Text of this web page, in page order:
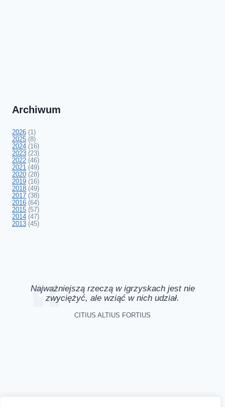
Archiwum
2026 (1)
2025 (8)
2024 (16)
2023 (23)
2022 (46)
2021 (49)
2020 (28)
2019 (16)
2018 (49)
2017 (38)
2016 (64)
2015 (57)
2014 (47)
2013 (45)
Najważniejszą rzeczą w igrzyskach jest nie
zwyciężyć, ale wziąć w nich udział.
CITIUS ALTIUS FORTIUS